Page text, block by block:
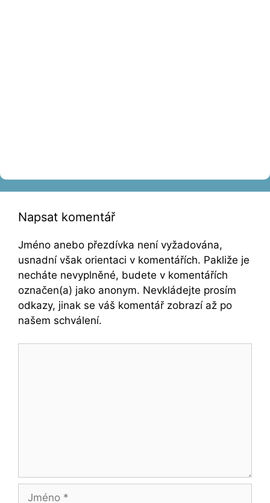
Napsat komentář
Jméno anebo přezdívka není vyžadována,
usnadní však orientaci v komentářích. Pakliže je
necháte nevyplněné, budete v komentářích
označen(a) jako anonym. Nevkládejte prosím
odkazy, jinak se váš komentář zobrazí až po
našem schválení.
Jméno